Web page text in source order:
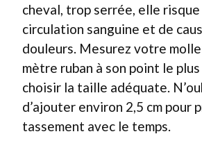
cheval, trop serrée, elle
circulation sanguine et de
douleurs. Mesurez votre
mètre ruban à son point le
choisir la taille adéquate.
d’ajouter environ 2,5 cm pour
tassement avec le temps.